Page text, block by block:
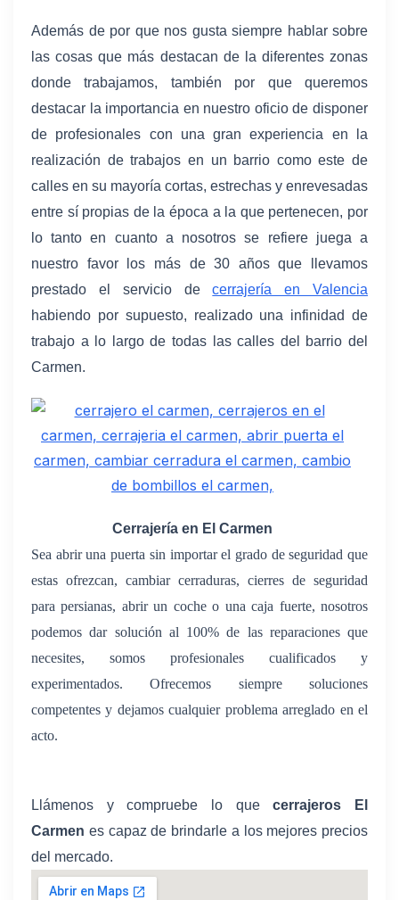
Además de por que nos gusta siempre hablar sobre
las cosas que más destacan de la diferentes zonas
donde trabajamos, también por que queremos
destacar la importancia en nuestro oficio de disponer
de profesionales con una gran experiencia en la
realización de trabajos en un barrio como este de
calles en su mayoría cortas, estrechas y enrevesadas
entre sí propias de la época a la que pertenecen, por
lo tanto en cuanto a nosotros se refiere juega a
nuestro favor los más de 30 años que llevamos
prestado el servicio decerrajería en Valencia
habiendo por supuesto, realizado una infinidad de
trabajo a lo largo de todas las calles del barrio del
Carmen.
Cerrajería en El Carmen
Sea abrir una puerta sin importar el grado de seguridad que
estas ofrezcan, cambiar cerraduras, cierres de seguridad
para persianas, abrir un coche o una caja fuerte, nosotros
podemos dar solución al 100% de las reparaciones que
necesites, somos profesionales cualificados y
experimentados. Ofrecemos siempre soluciones
competentes y dejamos cualquier problema arreglado en el
acto.
Llámenos y compruebe lo quecerrajeros El
Carmen es capaz de brindarle a los mejores precios
del mercado.